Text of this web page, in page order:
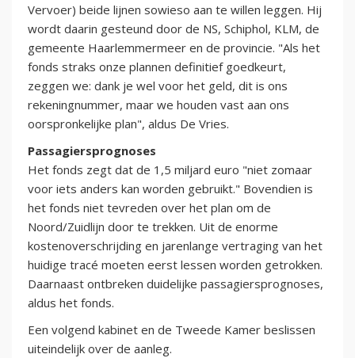
Vervoer) beide lijnen sowieso aan te willen leggen. Hij
wordt daarin gesteund door de NS, Schiphol, KLM, de
gemeente Haarlemmermeer en de provincie. "Als het
fonds straks onze plannen definitief goedkeurt,
zeggen we: dank je wel voor het geld, dit is ons
rekeningnummer, maar we houden vast aan ons
oorspronkelijke plan", aldus De Vries.
Passagiersprognoses
Het fonds zegt dat de 1,5 miljard euro "niet zomaar
voor iets anders kan worden gebruikt." Bovendien is
het fonds niet tevreden over het plan om de
Noord/Zuidlijn door te trekken. Uit de enorme
kostenoverschrijding en jarenlange vertraging van het
huidige tracé moeten eerst lessen worden getrokken.
Daarnaast ontbreken duidelijke passagiersprognoses,
aldus het fonds.
Een volgend kabinet en de Tweede Kamer beslissen
uiteindelijk over de aanleg.